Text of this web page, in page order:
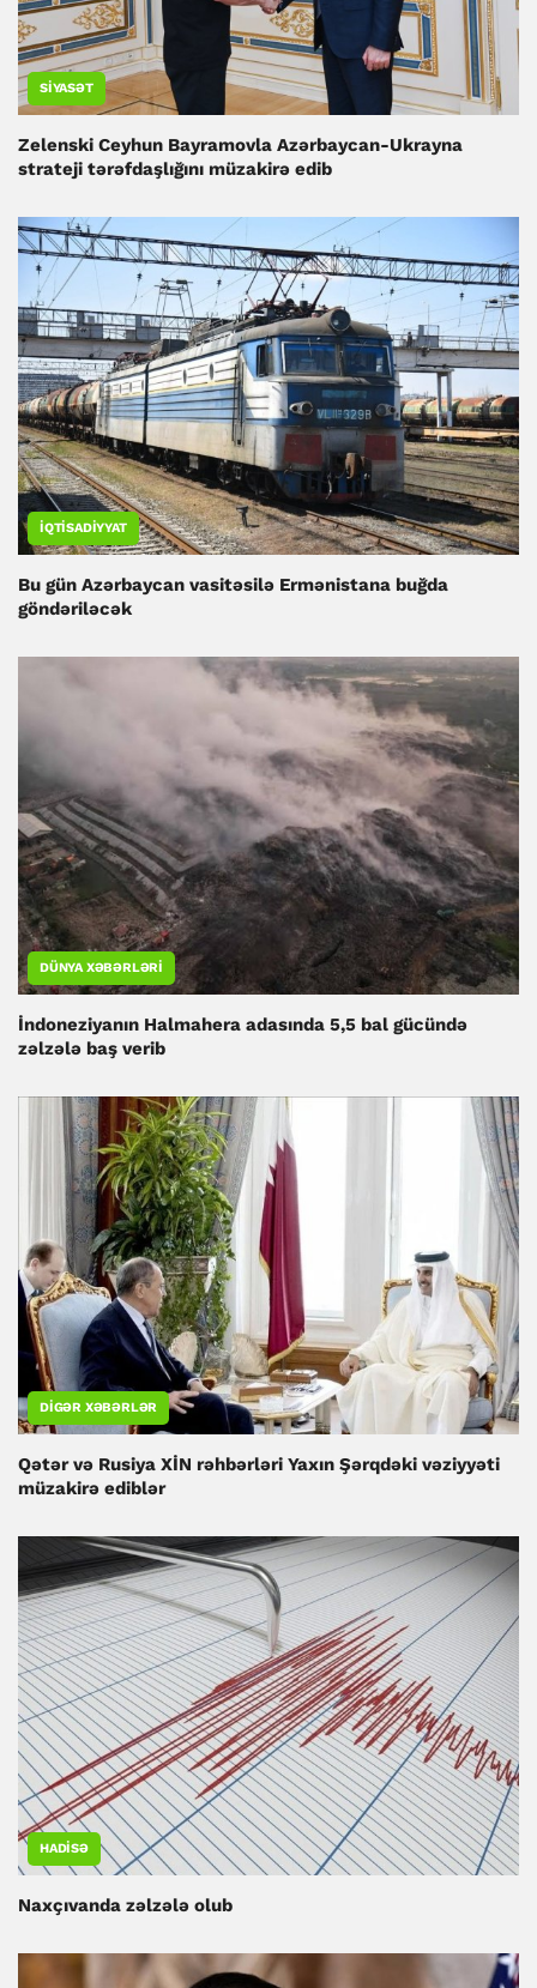
SIYASƏT
Zelenski Ceyhun Bayramovla Azərbaycan-Ukrayna
strateji tərəfdaşlığını müzakirə edib
İQTISADIYYAT
Bu gün Azərbaycan vasitəsilə Ermənistana buğda
göndəriləcək
DÜNYA XƏBƏRLƏRI
İndoneziyanın Halmahera adasında 5,5 bal gücündə
zəlzələ baş verib
DIGƏR XƏBƏRLƏR
Qətər və Rusiya XİN rəhbərləri Yaxın Şərqdəki vəziyyəti
müzakirə ediblər
HADISƏ
Naxçıvanda zəlzələ olub